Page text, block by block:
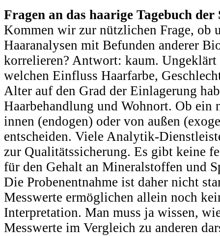
Fragen an das haarige Tagebuch der
Kommen wir zur nützlichen Frage, ob
Haaranalysen mit Befunden anderer
korrelieren? Antwort: kaum. Ungeklärt
welchen Einfluss Haarfarbe,
Alter auf den Grad der Einlagerung
Haarbehandlung und Wohnort. Ob ein
innen (endogen) oder von außen
entscheiden. Viele Analytik-
zur Qualitätssicherung. Es gibt keine
für den Gehalt an Mineralstoffen und
Die Probenentnahme ist daher nicht
Messwerte ermöglichen allein noch
Interpretation. Man muss ja wissen,
Messwerte im Vergleich zu anderen